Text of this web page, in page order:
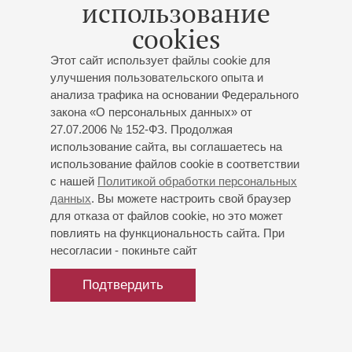
использование
cookies
Этот сайт использует файлы cookie для
улучшения пользовательского опыта и
анализа трафика на основании Федерального
закона «О персональных данных» от
27.07.2006 № 152-ФЗ. Продолжая
использование сайта, вы соглашаетесь на
использование файлов cookie в соответствии
с нашей Политикой обработки персональных
данных. Вы можете настроить свой браузер
для отказа от файлов cookie, но это может
повлиять на функциональность сайта. При
несогласии - покиньте сайт
Подтвердить
коллекция»
Заслуженный коллектив России академический
симфонический оркестр филармонии
Бородин,Стравинский,Равель